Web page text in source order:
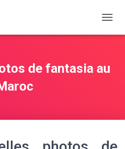
O
E
G
I
de fantasia au